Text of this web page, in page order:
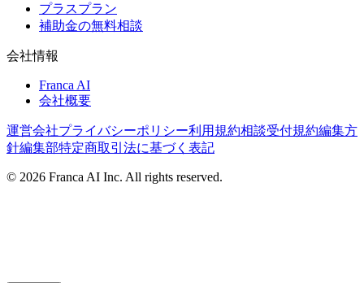
プラスプラン
補助金の無料相談
会社情報
Franca AI
会社概要
運営会社プライバシーポリシー利用規約相談受付規約編集方
針編集部特定商取引法に基づく表記
© 2026 Franca AI Inc. All rights reserved.